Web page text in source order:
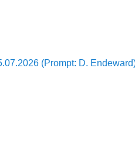
(Prompt: D.